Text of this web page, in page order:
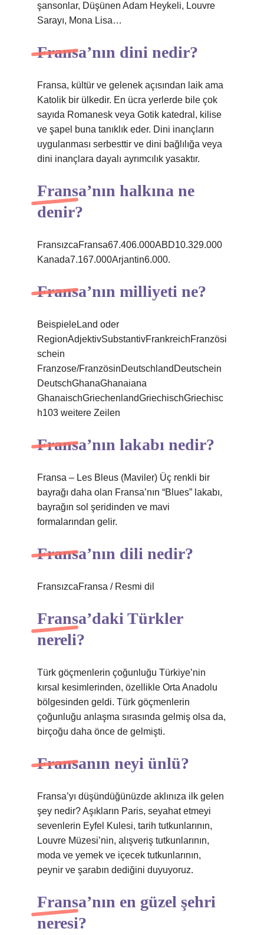
şansonlar, Düşünen Adam Heykeli, Louvre
Sarayı, Mona Lisa…
Fransa’nın dini nedir?
Fransa, kültür ve gelenek açısından laik ama
Katolik bir ülkedir. En ücra yerlerde bile çok
sayıda Romanesk veya Gotik katedral, kilise
ve şapel buna tanıklık eder. Dini inançların
uygulanması serbesttir ve dini bağlılığa veya
dini inançlara dayalı ayrımcılık yasaktır.
Fransa’nın halkına ne
denir?
FransızcaFransa67.406.000ABD10.329.000
Kanada7.167.000Arjantin6.000.
Fransa’nın milliyeti ne?
BeispieleLand oder
RegionAdjektivSubstantivFrankreichFranzösi
schein
Franzose/FranzösinDeutschlandDeutschein
DeutschGhanaGhanaiana
GhanaischGriechenlandGriechischGriechisc
h103 weitere Zeilen
Fransa’nın lakabı nedir?
Fransa – Les Bleus (Maviler) Üç renkli bir
bayrağı daha olan Fransa’nın “Blues” lakabı,
bayrağın sol şeridinden ve mavi
formalarından gelir.
Fransa’nın dili nedir?
FransızcaFransa / Resmi dil
Fransa’daki Türkler
nereli?
Türk göçmenlerin çoğunluğu Türkiye’nin
kırsal kesimlerinden, özellikle Orta Anadolu
bölgesinden geldi. Türk göçmenlerin
çoğunluğu anlaşma sırasında gelmiş olsa da,
birçoğu daha önce de gelmişti.
Fransanın neyi ünlü?
Fransa’yı düşündüğünüzde aklınıza ilk gelen
şey nedir? Aşıkların Paris, seyahat etmeyi
sevenlerin Eyfel Kulesi, tarih tutkunlarının,
Louvre Müzesi’nin, alışveriş tutkunlarının,
moda ve yemek ve içecek tutkunlarının,
peynir ve şarabın dediğini duyuyoruz.
Fransa’nın en güzel şehri
neresi?